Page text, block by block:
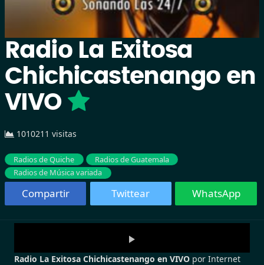
Radio La Exitosa
Chichicastenango en
VIVO
1010211 visitas
Radios de Quiche
Radios de Guatemala
Radios de Música variada
Compartir Twittear WhatsApp
Radio La Exitosa Chichicastenango en VIVO por Internet